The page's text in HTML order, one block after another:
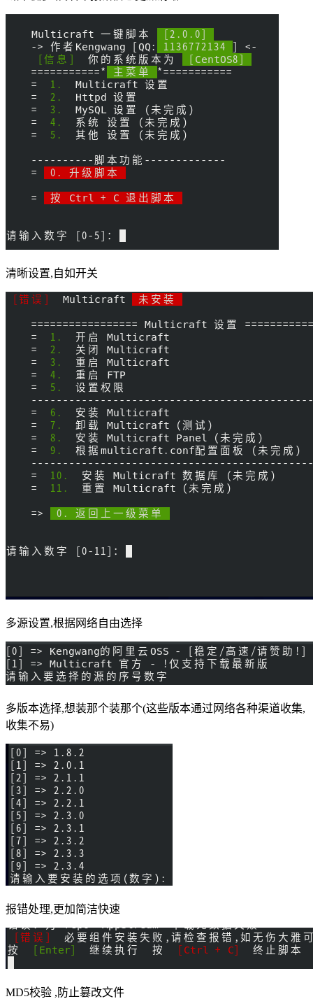
清晰设置,自如开关
多源设置,根据网络自由选择
多版本选择,想装那个装那个(这些版本通过网络各种渠道收集,
收集不易)
报错处理,更加简洁快速
MD5校验 ,防止篡改文件